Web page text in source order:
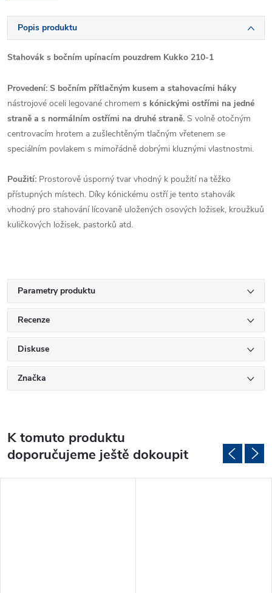
Popis produktu
Stahovák s bočním upínacím pouzdrem Kukko 210-1
Provedení: S bočním přítlačným kusem a stahovacími háky
nástrojové oceli legované chromem s kónickými ostřími na jedné
straně a s normálním ostřími na druhé straně. S volně otočným
centrovacím hrotem a zušlechtěným tlačným vřetenem se
speciálním povlakem s mimořádně dobrými kluznými vlastnostmi.
Použití: Prostorově úsporný tvar vhodný k použití na těžko
přístupných místech. Díky kónickému ostří je tento stahovák
vhodný pro stahování lícovaně uložených osových ložisek, kroužkuů
kuličkových ložisek, pastorků atd.
Parametry produktu
Recenze
Diskuse
Značka
K tomuto produktu
doporučujeme ještě dokoupit